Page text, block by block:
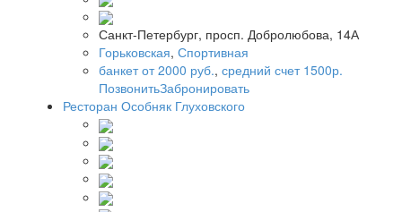
Санкт-Петербург, просп. Добролюбова, 14А
Горьковская, Спортивная
банкет от 2000 руб., средний счет 1500р.
ПозвонитьЗабронировать
Ресторан Особняк Глуховского